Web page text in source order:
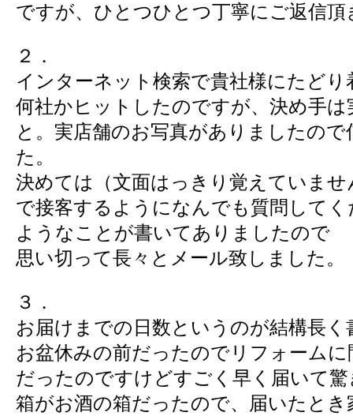
ですが、ひとつひとつ丁寧にご返信頂
２．
インターネット検索で貴社様にたどり
何社かヒットしたのですが、決め手
と。実店舗のお写真がありましたの
た。
決めては（文面はっきり覚えていませ
で接客するようになんでも質問して
ようなことが書いてありましたので
思い切って長々とメール致しました。
３．
お届けまでの日数というのが結構長
お盆休みの前だったのでリフォーム
だったのですけどすごく早く届いて
箱がお酒の箱だったので、届いたと